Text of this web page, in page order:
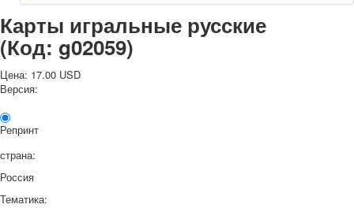
Разные пожелания
1 сентября школа
Приглашение
Новости
Новости карточных колод
Новости открыток
О сайте
Ссылки
Избранное
Карты игральные русские
(Код: g02059)
Цена: 17.00 USD
Версия:
Репринт
страна:
Россия
Тематика: